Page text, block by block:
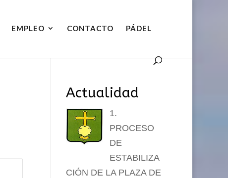
EMPLEO CONTACTO PÁDEL
Actualidad
1.
PROCESO
DE
ESTABILIZA
CIÓN DE LA PLAZA DE